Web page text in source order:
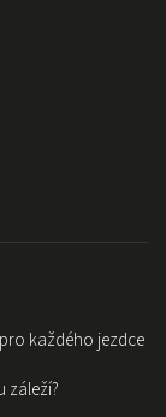
každého jezdce
záleží?